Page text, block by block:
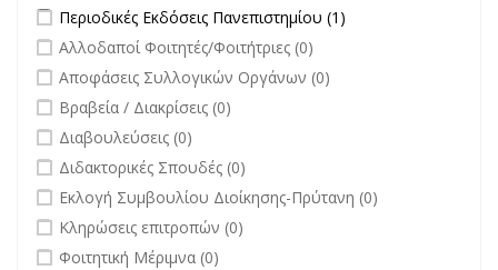
Apply Περιοδικές Εκδόσεις Πανεπιστημίου filter
Περιοδικές Εκδόσεις Πανεπιστημίου (1)
undefined
Αλλοδαποί Φοιτητές/Φοιτήτριες (0)
undefined
Αποφάσεις Συλλογικών Οργάνων (0)
undefined
Βραβεία / Διακρίσεις (0)
undefined
Διαβουλεύσεις (0)
undefined
Διδακτορικές Σπουδές (0)
undefined
Εκλογή Συμβουλίου Διοίκησης-Πρύτανη (0)
undefined
Κληρώσεις επιτροπών (0)
undefined
Φοιτητική Μέριμνα (0)